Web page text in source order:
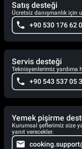
Satış desteği
Ücretsiz danışmanlık için
+90 530 176 62
Servis desteği
Teknisyenlerimiz yardıma
+90 543 537 05
Yemek pişirme
Kurumsal şeflerimiz size
yanıt verecekler.